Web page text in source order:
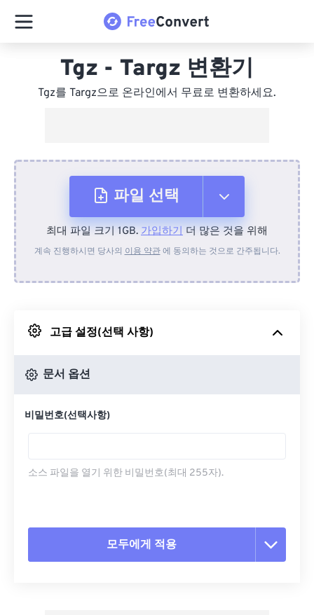
Tgz - Targz 변환기
Tgz를 Targz으로 온라인에서 무료로 변환하세요.
파일 선택
장치에서
Google 드라이브에서
최대 파일 크기 1GB. 가입하기 더 많은 것을 위해
계속 진행하시면 당사의 이용 약관에 동의하는 것으로 간주됩니다.
고급 설정(선택 사항)
문서 옵션
비밀번호(선택사항)
소스 파일을 열기 위한 비밀번호(최대 255자).
모두에게 적용